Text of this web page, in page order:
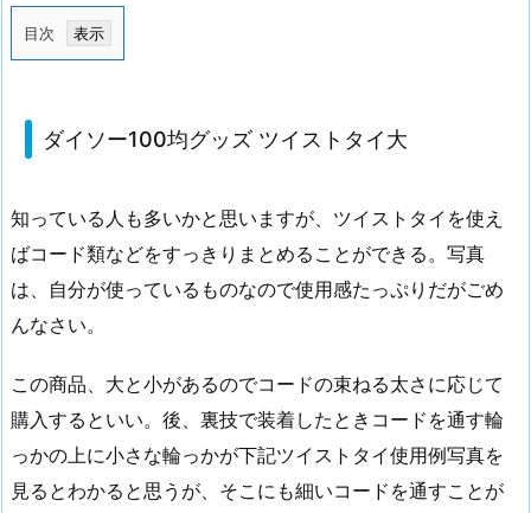
目次
1.
イ
ソ
1
0
グ
ッ
ツ
イ
ス
ダイソー100均グッズ ツイストタイ大
知っている人も多いかと思いますが、ツイストタイを使え
ばコード類などをすっきりまとめることができる。写真
は、自分が使っているものなので使用感たっぷりだがごめ
んなさい。
この商品、大と小があるのでコードの束ねる太さに応じて
購入するといい。後、裏技で装着したときコードを通す輪
っかの上に小さな輪っかが下記ツイストタイ使用例写真を
見るとわかると思うが、そこにも細いコードを通すことが